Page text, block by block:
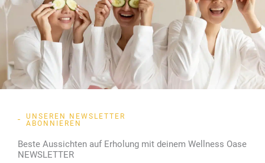
UNSEREN NEWSLETTER
ABONNIEREN
Beste Aussichten auf Erholung mit deinem Wellness Oase
NEWSLETTER